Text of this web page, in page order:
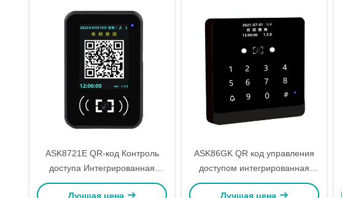
ASK8721E QR-код Контроль
доступа Интегрированная
машина DC12V/500mA
Лучшая цена
ASK86GK QR код управления
доступом интегрированная
машина LTE Cat.1, TDD
Лучшая цена